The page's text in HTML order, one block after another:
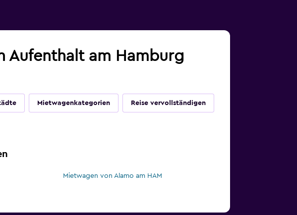
Aufenthalt am Hamburg
Mietwagenkategorien Reise vervollständigen
Mietwagen von Alamo am HAM